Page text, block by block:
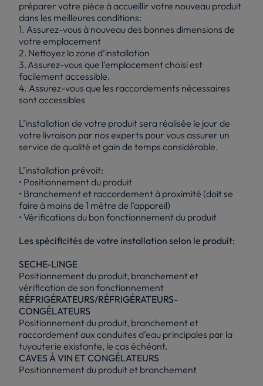
préparer votre pièce à accueillir votre nouveau produit
dans les meilleures conditions:
1. Assurez-vous à nouveau des bonnes dimensions de
votre emplacement
2. Nettoyez la zone d’installation
3. Assurez-vous que l’emplacement choisi est
facilement accessible.
4. Assurez-vous que les raccordements nécessaires
sont accessibles
L’installation de votre produit sera réalisée le jour de
votre livraison par nos experts pour vous assurer un
service de qualité et gain de temps considérable.
L’installation prévoit:
• Positionnement du produit
• Branchement et raccordement à proximité (doit se
faire à moins de 1 mètre de l’appareil)
• Vérifications du bon fonctionnement du produit
Les spécificités de votre installation selon le produit:
SECHE-LINGE
Positionnement du produit, branchement et
vérification de son fonctionnement
RÉFRIGÉRATEURS/RÉFRIGÉRATEURS-
CONGÉLATEURS
Positionnement du produit, branchement et
raccordement aux conduites d’eau principales par la
tuyauterie existante, le cas échéant.
CAVES À VIN ET CONGÉLATEURS
Positionnement du produit et branchement